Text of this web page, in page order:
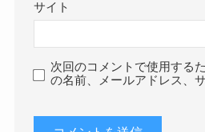
サイト
次回のコメントで使用する
の名前、メールアドレス、